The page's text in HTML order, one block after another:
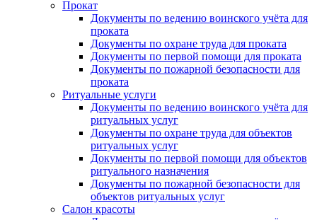
Прокат
Документы по ведению воинского учёта для
проката
Документы по охране труда для проката
Документы по первой помощи для проката
Документы по пожарной безопасности для
проката
Ритуальные услуги
Документы по ведению воинского учёта для
ритуальных услуг
Документы по охране труда для объектов
ритуальных услуг
Документы по первой помощи для объектов
ритуального назначения
Документы по пожарной безопасности для
объектов ритуальных услуг
Салон красоты